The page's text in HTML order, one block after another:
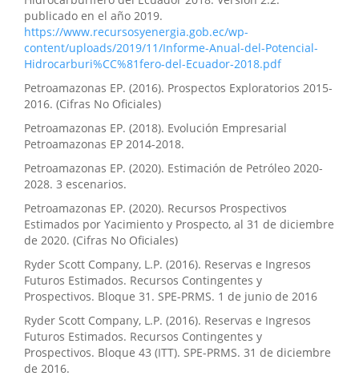
publicado en el año 2019.
https://www.recursosyenergia.gob.ec/wp-
content/uploads/2019/11/Informe-Anual-del-Potencial-
Hidrocarburi%CC%81fero-del-Ecuador-2018.pdf
Petroamazonas EP. (2016). Prospectos Exploratorios 2015-
2016. (Cifras No Oficiales)
Petroamazonas EP. (2018). Evolución Empresarial
Petroamazonas EP 2014-2018.
Petroamazonas EP. (2020). Estimación de Petróleo 2020-
2028. 3 escenarios.
Petroamazonas EP. (2020). Recursos Prospectivos
Estimados por Yacimiento y Prospecto, al 31 de diciembre
de 2020. (Cifras No Oficiales)
Ryder Scott Company, L.P. (2016). Reservas e Ingresos
Futuros Estimados. Recursos Contingentes y
Prospectivos. Bloque 31. SPE-PRMS. 1 de junio de 2016
Ryder Scott Company, L.P. (2016). Reservas e Ingresos
Futuros Estimados. Recursos Contingentes y
Prospectivos. Bloque 43 (ITT). SPE-PRMS. 31 de diciembre
de 2016.